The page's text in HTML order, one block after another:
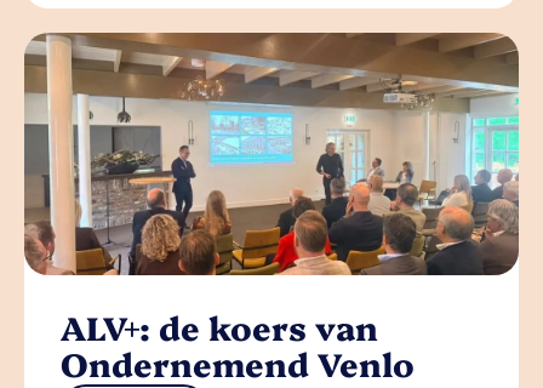
ALV+: de koers van
Ondernemend Venlo